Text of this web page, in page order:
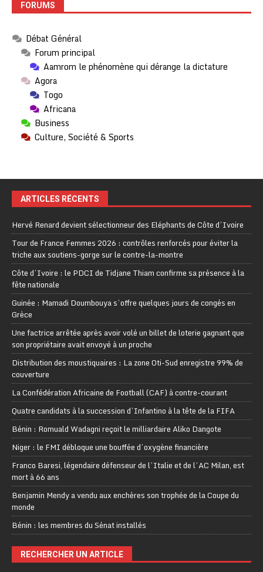
FORUMS
Débat Général
Forum principal
Aamrom le phénomène qui dérange la dictature
Agora
Togo
Africana
Business
Culture, Société & Sports
ARTICLES RÉCENTS
Hervé Renard devient sélectionneur des Eléphants de Côte d’Ivoire
Tour de France Femmes 2026 : contrôles renforcés pour éviter la
triche aux soutiens-gorge sur le contre-la-montre
Côte d’Ivoire : le PDCI de Tidjane Thiam confirme sa présence à la
fête nationale
Guinée : Mamadi Doumbouya s’offre quelques jours de congés en
Grèce
Une factrice arrêtée après avoir volé un billet de loterie gagnant que
son propriétaire avait envoyé à un proche
Distribution des moustiquaires : La zone Oti-Sud enregistre 99% de
couverture
La Confédération Africaine de Football (CAF) à contre-courant
Quatre candidats à la succession d’Infantino à la tête de la FIFA
Bénin : Romuald Wadagni reçoit le milliardaire Aliko Dangote
Niger : le FMI débloque une bouffée d’oxygène financière
Franco Baresi, légendaire défenseur de l’Italie et de l’AC Milan, est
mort à 66 ans
Benjamin Mendy a vendu aux enchères son trophée de la Coupe du
monde
Bénin : les membres du Sénat installés
RECHERCHER UN ARTICLE